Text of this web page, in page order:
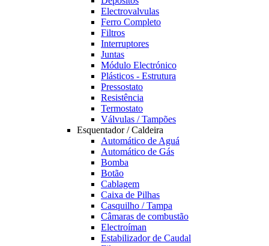
Electrovalvulas
Ferro Completo
Filtros
Interruptores
Juntas
Módulo Electrónico
Plásticos - Estrutura
Pressostato
Resistência
Termostato
Válvulas / Tampões
Esquentador / Caldeira
Automático de Aguá
Automático de Gás
Bomba
Botão
Cablagem
Caixa de Pilhas
Casquilho / Tampa
Câmaras de combustão
Electroíman
Estabilizador de Caudal